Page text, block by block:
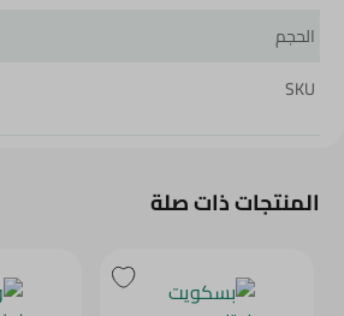
الحجم
SKU
المنتجات ذات صلة